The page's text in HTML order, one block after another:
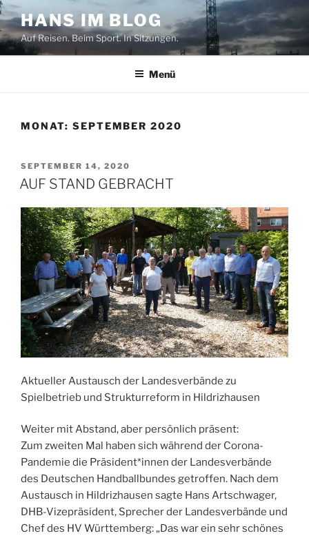
Zum
Inhalt
springen
HANS IM BLOG
Auf Reisen. Beim Sport. In Sitzungen.
Menü
MONAT: SEPTEMBER 2020
VERÖFFENTLICHT
AM
SEPTEMBER 14, 2020
AUF STAND GEBRACHT
Aktueller Austausch der Landesverbände zu
Spielbetrieb und Strukturreform in Hildrizhausen
Weiter mit Abstand, aber persönlich präsent:
Zum zweiten Mal haben sich während der Corona-
Pandemie die Präsident*innen der Landesverbände
des Deutschen Handballbundes getroffen. Nach dem
Austausch in Hildrizhausen sagte Hans Artschwager,
DHB-Vizepräsident, Sprecher der Landesverbände und
Chef des HV Württemberg: „Das war ein sehr schönes